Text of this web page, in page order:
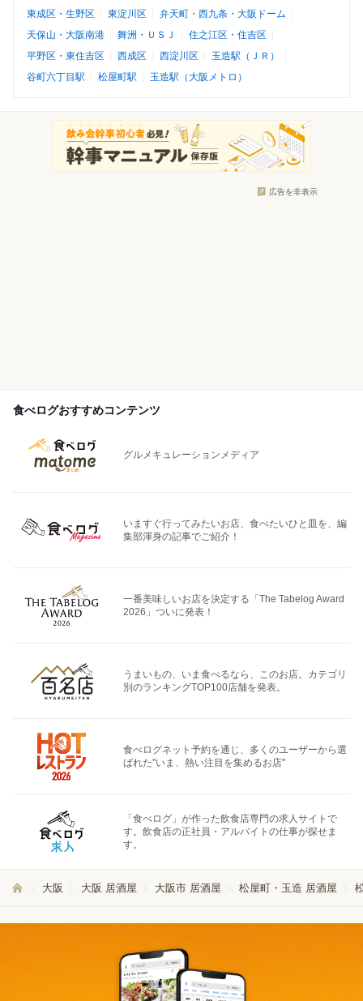
東成区・生野区
東淀川区
弁天町・西九条・大阪ドーム
天保山・大阪南港
舞洲・ＵＳＪ
住之江区・住吉区
平野区・東住吉区
西成区 西淀川区
玉造駅（ＪＲ）
谷町六丁目駅
松屋町駅 玉造駅（大阪メトロ）
広告を非表示
食べログおすすめコンテンツ
グルメキュレーションメディア
いますぐ行ってみたいお店、食べたいひと皿を、編
集部渾身の記事でご紹介！
一番美味しいお店を決定する「The Tabelog Award
2026」ついに発表！
うまいもの、いま食べるなら、このお店。カテゴリ
別のランキングTOP100店舗を発表。
食べログネット予約を通じ、多くのユーザーから選
ばれた"いま、熱い注目を集めるお店"
「食べログ」が作った飲食店専門の求人サイトで
す。飲食店の正社員・アルバイトの仕事が探せま
す。
大阪 大阪 居酒屋 大阪市 居酒屋 松屋町・玉造 居酒屋